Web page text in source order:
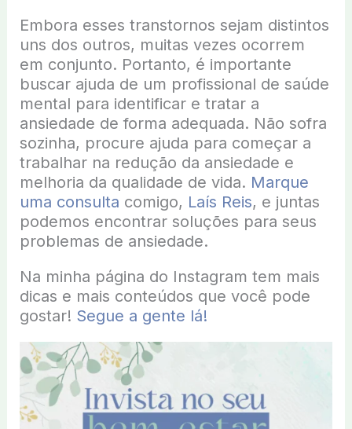
Embora esses transtornos sejam distintos
uns dos outros, muitas vezes ocorrem
em conjunto. Portanto, é importante
buscar ajuda de um profissional de saúde
mental para identificar e tratar a
ansiedade de forma adequada. Não sofra
sozinha, procure ajuda para começar a
trabalhar na redução da ansiedade e
melhoria da qualidade de vida. Marque
uma consulta comigo, Laís Reis, e juntas
podemos encontrar soluções para seus
problemas de ansiedade.
Na minha página do Instagram tem mais
dicas e mais conteúdos que você pode
gostar! Segue a gente lá!